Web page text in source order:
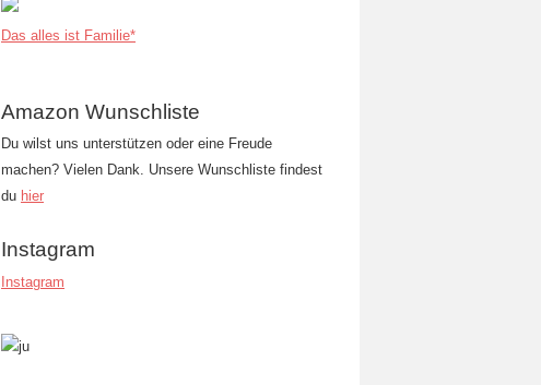
Das alles ist Familie*
Amazon Wunschliste
Du wilst uns unterstützen oder eine Freude
machen? Vielen Dank. Unsere Wunschliste findest
du hier
Instagram
Instagram